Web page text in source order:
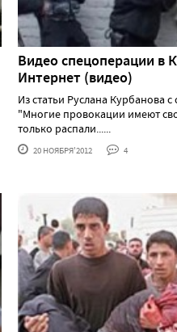
Видео спецоперации в
Интернет (видео)
Из статьи Руслана Курбанова с
"Многие провокации имеют
только распали......
20 НОЯБРЯ'2012 4